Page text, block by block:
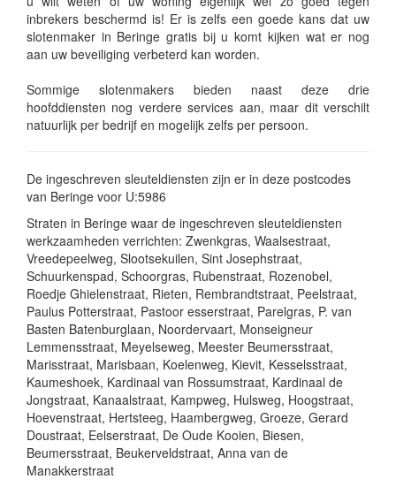
inbrekers beschermd is! Er is zelfs een goede kans dat uw
slotenmaker in Beringe gratis bij u komt kijken wat er nog
aan uw beveiliging verbeterd kan worden.
Sommige slotenmakers bieden naast deze drie
hoofddiensten nog verdere services aan, maar dit verschilt
natuurlijk per bedrijf en mogelijk zelfs per persoon.
De ingeschreven sleuteldiensten zijn er in deze postcodes
van Beringe voor U:5986
Straten in Beringe waar de ingeschreven sleuteldiensten
werkzaamheden verrichten: Zwenkgras, Waalsestraat,
Vreedepeelweg, Slootsekuilen, Sint Josephstraat,
Schuurkenspad, Schoorgras, Rubenstraat, Rozenobel,
Roedje Ghielenstraat, Rieten, Rembrandtstraat, Peelstraat,
Paulus Potterstraat, Pastoor esserstraat, Parelgras, P. van
Basten Batenburglaan, Noordervaart, Monseigneur
Lemmensstraat, Meyelseweg, Meester Beumersstraat,
Marisstraat, Marisbaan, Koelenweg, Kievit, Kesselsstraat,
Kaumeshoek, Kardinaal van Rossumstraat, Kardinaal de
Jongstraat, Kanaalstraat, Kampweg, Hulsweg, Hoogstraat,
Hoevenstraat, Hertsteeg, Haambergweg, Groeze, Gerard
Doustraat, Eelserstraat, De Oude Kooien, Biesen,
Beumersstraat, Beukerveldstraat, Anna van de
Manakkerstraat